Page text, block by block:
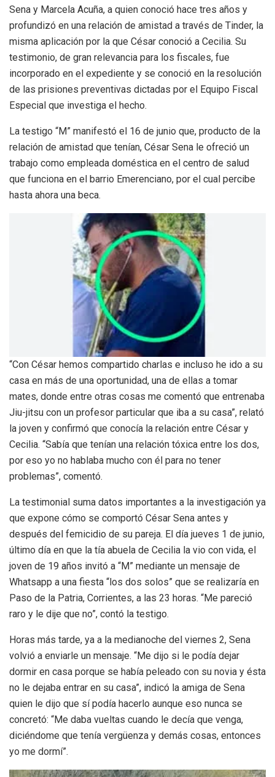
Sena y Marcela Acuña, a quien conoció hace tres años y
profundizó en una relación de amistad a través de Tinder, la
misma aplicación por la que César conoció a Cecilia. Su
testimonio, de gran relevancia para los fiscales, fue
incorporado en el expediente y se conoció en la resolución
de las prisiones preventivas dictadas por el Equipo Fiscal
Especial que investiga el hecho.
La testigo “M” manifestó el 16 de junio que, producto de la
relación de amistad que tenían, César Sena le ofreció un
trabajo como empleada doméstica en el centro de salud
que funciona en el barrio Emerenciano, por el cual percibe
hasta ahora una beca.
“Con César hemos compartido charlas e incluso he ido a su
casa en más de una oportunidad, una de ellas a tomar
mates, donde entre otras cosas me comentó que entrenaba
Jiu-jitsu con un profesor particular que iba a su casa”, relató
la joven y confirmó que conocía la relación entre César y
Cecilia. “Sabía que tenían una relación tóxica entre los dos,
por eso yo no hablaba mucho con él para no tener
problemas”, comentó.
La testimonial suma datos importantes a la investigación ya
que expone cómo se comportó César Sena antes y
después del femicidio de su pareja. El día jueves 1 de junio,
último día en que la tía abuela de Cecilia la vio con vida, el
joven de 19 años invitó a “M” mediante un mensaje de
Whatsapp a una fiesta “los dos solos” que se realizaría en
Paso de la Patria, Corrientes, a las 23 horas. “Me pareció
raro y le dije que no”, contó la testigo.
Horas más tarde, ya a la medianoche del viernes 2, Sena
volvió a enviarle un mensaje. “Me dijo si le podía dejar
dormir en casa porque se había peleado con su novia y ésta
no le dejaba entrar en su casa”, indicó la amiga de Sena
quien le dijo que sí podía hacerlo aunque eso nunca se
concretó: “Me daba vueltas cuando le decía que venga,
diciéndome que tenía vergüenza y demás cosas, entonces
yo me dormí”.